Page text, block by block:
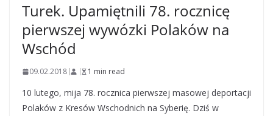
Turek. Upamiętnili 78. rocznicę
pierwszej wywózki Polaków na
Wschód
09.02.2018 1 min read
10 lutego, mija 78. rocznica pierwszej masowej deportacji
Polaków z Kresów Wschodnich na Syberię. Dziś w